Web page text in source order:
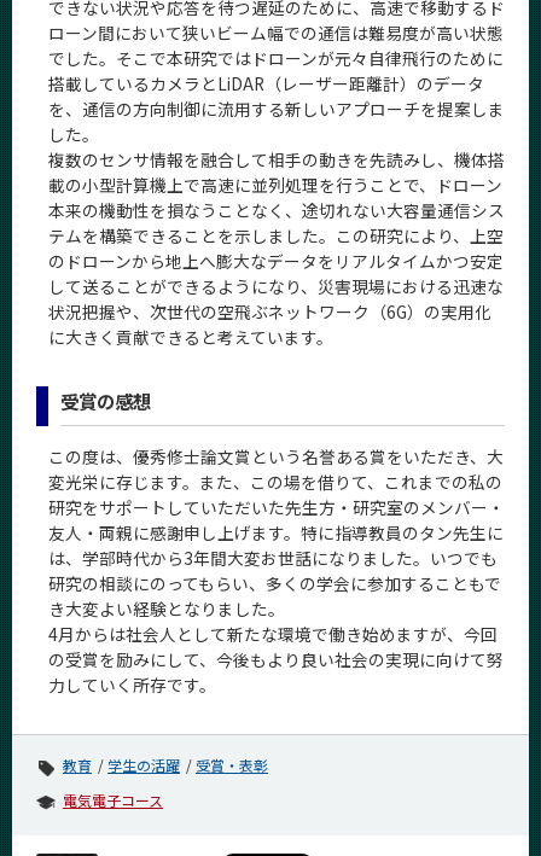
できない状況や応答を待つ遅延のために、高速で移動するド
ローン間において狭いビーム幅での通信は難易度が高い状態
でした。そこで本研究ではドローンが元々自律飛行のために
搭載しているカメラとLiDAR（レーザー距離計）のデータ
を、通信の方向制御に流用する新しいアプローチを提案しま
した。
複数のセンサ情報を融合して相手の動きを先読みし、機体搭
載の小型計算機上で高速に並列処理を行うことで、ドローン
本来の機動性を損なうことなく、途切れない大容量通信シス
テムを構築できることを示しました。この研究により、上空
のドローンから地上へ膨大なデータをリアルタイムかつ安定
して送ることができるようになり、災害現場における迅速な
状況把握や、次世代の空飛ぶネットワーク（6G）の実用化
に大きく貢献できると考えています。
受賞の感想
この度は、優秀修士論文賞という名誉ある賞をいただき、大
変光栄に存じます。また、この場を借りて、これまでの私の
研究をサポートしていただいた先生方・研究室のメンバー・
友人・両親に感謝申し上げます。特に指導教員のタン先生に
は、学部時代から3年間大変お世話になりました。いつでも
研究の相談にのってもらい、多くの学会に参加することもで
き大変よい経験となりました。
4月からは社会人として新たな環境で働き始めますが、今回
の受賞を励みにして、今後もより良い社会の実現に向けて努
力していく所存です。
教育 学生の活躍
受賞・表彰
電気電子コース